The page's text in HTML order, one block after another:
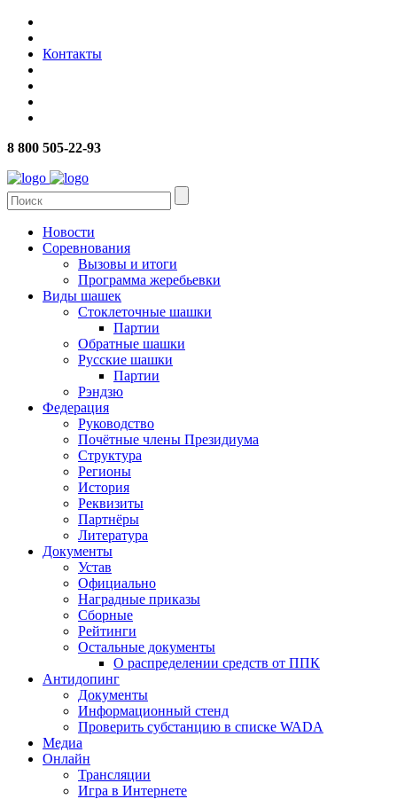
Контакты
8 800 505-22-93
Новости
Соревнования
Вызовы и итоги
Программа жеребьевки
Виды шашек
Стоклеточные шашки
Партии
Обратные шашки
Русские шашки
Партии
Рэндзю
Федерация
Руководство
Почётные члены Президиума
Структура
Регионы
История
Реквизиты
Партнёры
Литература
Документы
Устав
Официально
Наградные приказы
Сборные
Рейтинги
Остальные документы
О распределении средств от ППК
Антидопинг
Документы
Информационный стенд
Проверить субстанцию в списке WADA
Медиа
Онлайн
Трансляции
Игра в Интернете